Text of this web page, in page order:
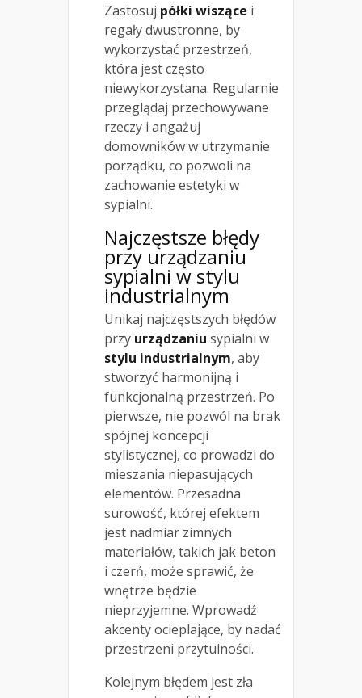
Zastosuj półki wiszące i
regały dwustronne, by
wykorzystać przestrzeń,
która jest często
niewykorzystana. Regularnie
przeglądaj przechowywane
rzeczy i angażuj
domowników w utrzymanie
porządku, co pozwoli na
zachowanie estetyki w
sypialni.
Najczęstsze błędy
przy urządzaniu
sypialni w stylu
industrialnym
Unikaj najczęstszych błędów
przy urządzaniu sypialni w
stylu industrialnym, aby
stworzyć harmonijną i
funkcjonalną przestrzeń. Po
pierwsze, nie pozwól na brak
spójnej koncepcji
stylistycznej, co prowadzi do
mieszania niepasujących
elementów. Przesadna
surowość, której efektem
jest nadmiar zimnych
materiałów, takich jak beton
i czerń, może sprawić, że
wnętrze będzie
nieprzyjemne. Wprowadź
akcenty ocieplające, by nadać
przestrzeni przytulności.
Kolejnym błędem jest zła